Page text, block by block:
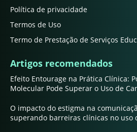
Política de privacidade
Termos de Uso
Termo de Prestação de Serviços
Artigos recomendados
Efeito Entourage na Prática Clínica:
Molecular Pode Superar o Uso de
O impacto do estigma na
superando barreiras clínicas no uso